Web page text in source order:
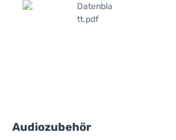
Datenbla
tt.pdf
Produktgalerie überspringen
Audiozubehör